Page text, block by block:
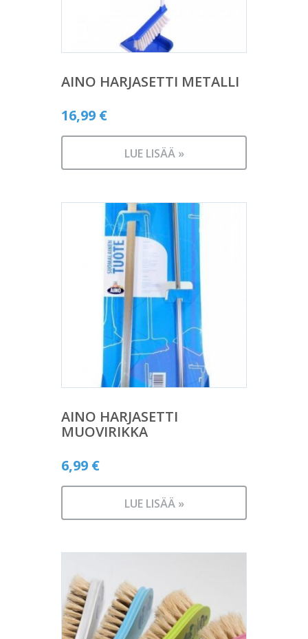
AINO HARJASETTI METALLI
16,99 €
LUE LISÄÄ »
AINO HARJASETTI
MUOVIRIKKA
6,99 €
LUE LISÄÄ »